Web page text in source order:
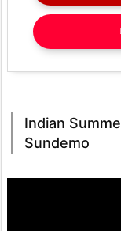
Indian
Sundemo